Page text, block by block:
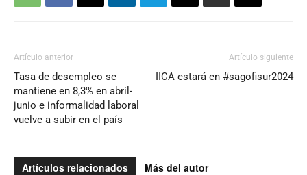
Artículo anterior
Tasa de desempleo se
mantiene en 8,3% en abril-
junio e informalidad laboral
vuelve a subir en el país
Artículo siguiente
IICA estará en #sagofisur2024
Artículos relacionados Más del autor